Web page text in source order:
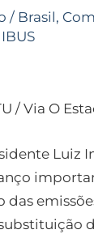
/ Brasil,
/ Via O
Luiz
das